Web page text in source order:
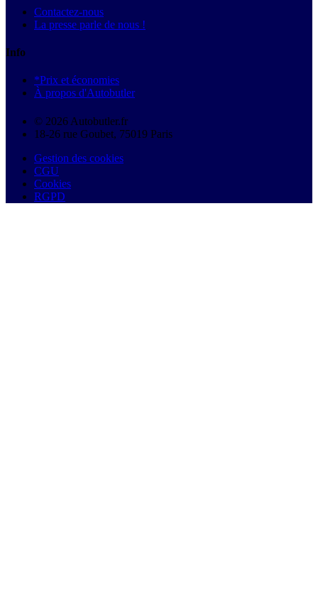
Contactez-nous
La presse parle de nous !
Info
*Prix et économies
À propos d'Autobutler
© 2026 Autobutler.fr
18-26 rue Goubet, 75019 Paris
Gestion des cookies
CGU
Cookies
RGPD